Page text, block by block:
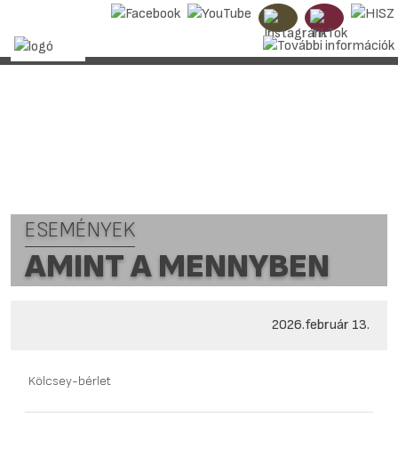
ESEMÉNYEK
AMINT A MENNYBEN
2026.február 13.
Kölcsey-bérlet